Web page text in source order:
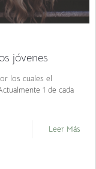
jóvenes
los cuales el
1 de cada
Leer Más